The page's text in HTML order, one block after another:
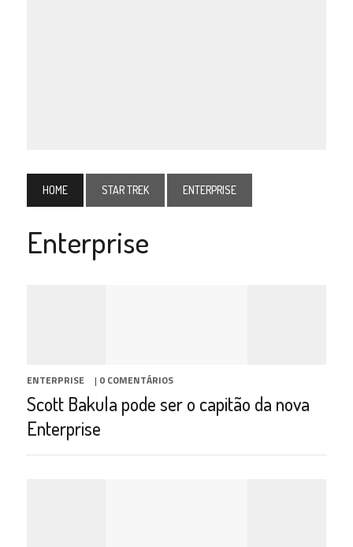
HOME STAR TREK ENTERPRISE
Enterprise
ENTERPRISE | 0 COMENTÁRIOS
Scott Bakula pode ser o capitão da nova
Enterprise